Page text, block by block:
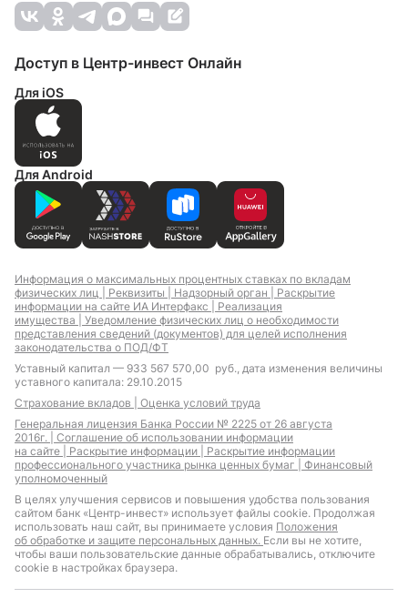
Доступ в Центр-инвест Онлайн
Для iOS
Для Android
Информация о максимальных процентных ставках по вкладам
физических лиц | Реквизиты | Надзорный орган | Раскрытие
информации на сайте ИА Интерфакс | Реализация
имущества | Уведомление физических лиц о необходимости
представления сведений (документов) для целей исполнения
законодательства о ПОД/ФТ
Уставный капитал — 933 567 570,00 руб., дата изменения величины
уставного капитала: 29.10.2015
Страхование вкладов | Оценка условий труда
Генеральная лицензия Банка России № 2225 от 26 августа
2016г. | Соглашение об использовании информации
на сайте | Раскрытие информации | Раскрытие информации
профессионального участника рынка ценных бумаг | Финансовый
уполномоченный
В целях улучшения сервисов и повышения удобства пользования
сайтом банк «Центр-инвест» использует файлы cookie. Продолжая
использовать наш сайт, вы принимаете условия Положения
об обработке и защите персональных данных. Если вы не хотите,
чтобы ваши пользовательские данные обрабатывались, отключите
cookie в настройках браузера.